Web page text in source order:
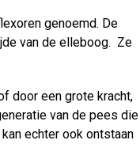
genoemd. De
van de elleboog. Ze
door een grote kracht,
van de pees die
echter ook ontstaan